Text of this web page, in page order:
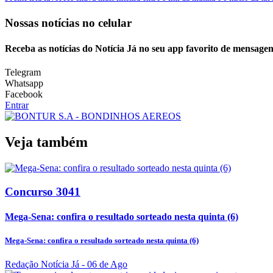
Nossas notícias no celular
Receba as notícias do Notícia Já no seu app favorito de
Telegram
Whatsapp
Facebook
Entrar
Veja também
Concurso 3041
Mega-Sena: confira o resultado sorteado nesta quinta (6)
Mega-Sena: confira o resultado sorteado nesta quinta (6)
Redação Notícia Já - 06 de Ago